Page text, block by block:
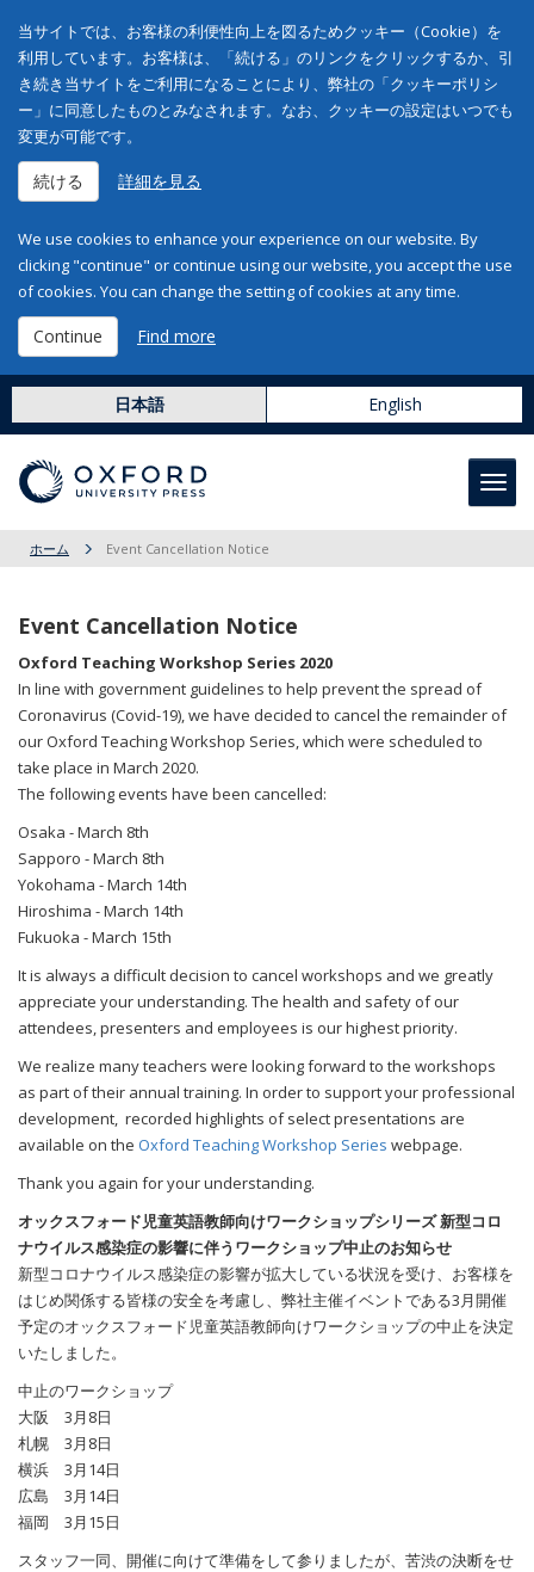
当サイトでは、お客様の利便性向上を図るためクッキー（Cookie）を
利用しています。お客様は、「続ける」のリンクをクリックするか、引
き続き当サイトをご利用になることにより、弊社の「クッキーポリシ
ー」に同意したものとみなされます。なお、クッキーの設定はいつでも
変更が可能です。
続ける 詳細を見る
We use cookies to enhance your experience on our website. By
clicking "continue" or continue using our website, you accept the use
of cookies. You can change the setting of cookies at any time.
Continue Find more
日本語 English
ホーム Event Cancellation Notice
Event Cancellation Notice
Oxford Teaching Workshop Series 2020
In line with government guidelines to help prevent the spread of
Coronavirus (Covid-19), we have decided to cancel the remainder of
our Oxford Teaching Workshop Series, which were scheduled to
take place in March 2020.
The following events have been cancelled:
Osaka - March 8th
Sapporo - March 8th
Yokohama - March 14th
Hiroshima - March 14th
Fukuoka - March 15th
It is always a difficult decision to cancel workshops and we greatly
appreciate your understanding. The health and safety of our
attendees, presenters and employees is our highest priority.
We realize many teachers were looking forward to the workshops
as part of their annual training. In order to support your professional
development, recorded highlights of select presentations are
available on the Oxford Teaching Workshop Series webpage.
Thank you again for your understanding.
オックスフォード児童英語教師向けワークショップシリーズ 新型コロ
ナウイルス感染症の影響に伴うワークショップ中止のお知らせ
新型コロナウイルス感染症の影響が拡大している状況を受け、お客様を
はじめ関係する皆様の安全を考慮し、弊社主催イベントである3月開催
予定のオックスフォード児童英語教師向けワークショップの中止を決定
いたしました。
中止のワークショップ
大阪 3月8日
札幌 3月8日
横浜 3月14日
広島 3月14日
福岡 3月15日
スタッフ一同、開催に向けて準備をして参りましたが、苦渋の決断をせ